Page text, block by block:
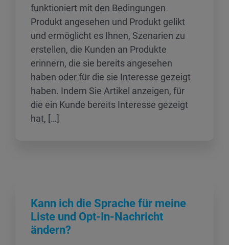
funktioniert mit den Bedingungen
Produkt angesehen und Produkt gelikt
und ermöglicht es Ihnen, Szenarien zu
erstellen, die Kunden an Produkte
erinnern, die sie bereits angesehen
haben oder für die sie Interesse gezeigt
haben. Indem Sie Artikel anzeigen, für
die ein Kunde bereits Interesse gezeigt
hat, […]
Kann ich die Sprache für meine
Liste und Opt-In-Nachricht
ändern?